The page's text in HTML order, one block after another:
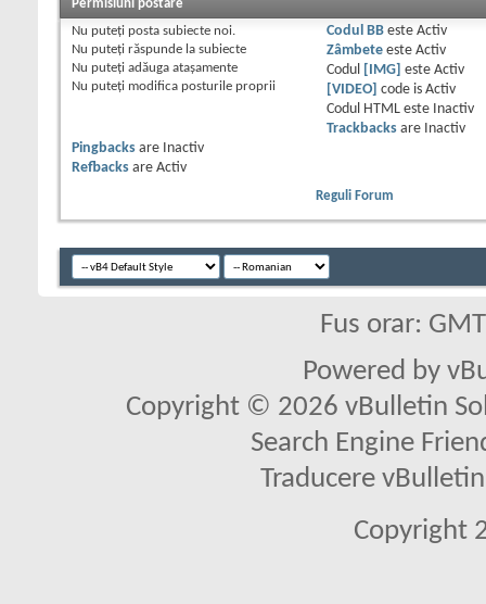
Permisiuni postare
Nu puteţi posta subiecte noi.
Nu puteţi răspunde la subiecte
Nu puteţi adăuga ataşamente
Nu puteţi modifica posturile proprii
Codul BBeste Activ
Zâmbeteeste Activ
Codul
[IMG] este Activ
[VIDEO]
code is Activ
Codul HTML este
Inactiv
Trackbacksare
Inactiv
Pingbacks are
Inactiv
Refbacks are Activ
Reguli Forum
Fus orar:
Powered by
Copyright © 2026 vBulletin
Search Engine
Traducere
Copyright